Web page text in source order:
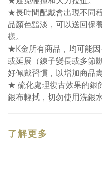
★長時間配戴會出現不同
品顏色黯淡，可以送回保
樣。
★K金所有商品，均可能
或延展（鍊子變長或多節
好佩戴習慣，以增加商品壽
★ 硫化處理復古效果的銀
銀布輕拭，切勿使用洗銀水
了解更多